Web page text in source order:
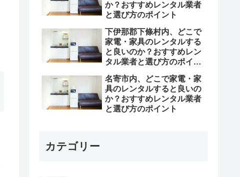
か？おすすめレンタル業者
と選び方のポイント
下伊那郡下條村内、どこで
家電・家具のレンタルする
と良いのか？おすすめレン
タル業者と選び方のポイン
名寄市内、どこで家電・家
具のレンタルすると良いの
か？おすすめレンタル業者
と選び方のポイント
カテゴリー